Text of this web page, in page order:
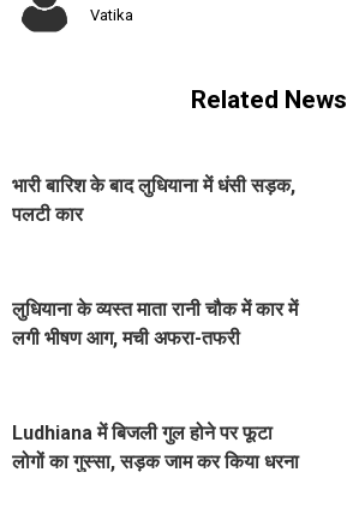
Vatika
Related News
भारी बारिश के बाद लुधियाना में धंसी सड़क,
पलटी कार
लुधियाना के व्यस्त माता रानी चौक में कार में
लगी भीषण आग, मची अफरा-तफरी
Ludhiana में बिजली गुल होने पर फूटा
लोगों का गुस्सा, सड़क जाम कर किया धरना